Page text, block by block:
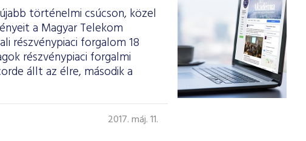
történelmi csúcson, közel
a Magyar Telekom
részvénypiaci forgalom 18
részvénypiaci forgalmi
állt az élre, második a
2017. máj. 11.